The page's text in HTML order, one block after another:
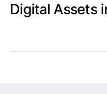
Digital Assets